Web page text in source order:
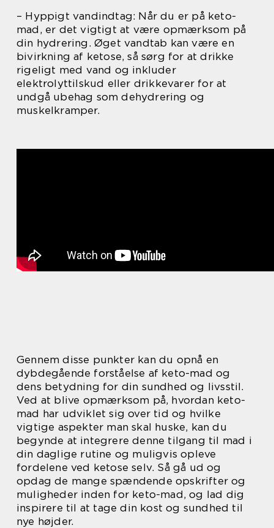
– Hyppigt vandindtag: Når du er på keto-
mad, er det vigtigt at være opmærksom på
din hydrering. Øget vandtab kan være en
bivirkning af ketose, så sørg for at drikke
rigeligt med vand og inkluder
elektrolyttilskud eller drikkevarer for at
undgå ubehag som dehydrering og
muskelkramper.
Gennem disse punkter kan du opnå en
dybdegående forståelse af keto-mad og
dens betydning for din sundhed og livsstil.
Ved at blive opmærksom på, hvordan keto-
mad har udviklet sig over tid og hvilke
vigtige aspekter man skal huske, kan du
begynde at integrere denne tilgang til mad i
din daglige rutine og muligvis opleve
fordelene ved ketose selv. Så gå ud og
opdag de mange spændende opskrifter og
muligheder inden for keto-mad, og lad dig
inspirere til at tage din kost og sundhed til
nye højder.